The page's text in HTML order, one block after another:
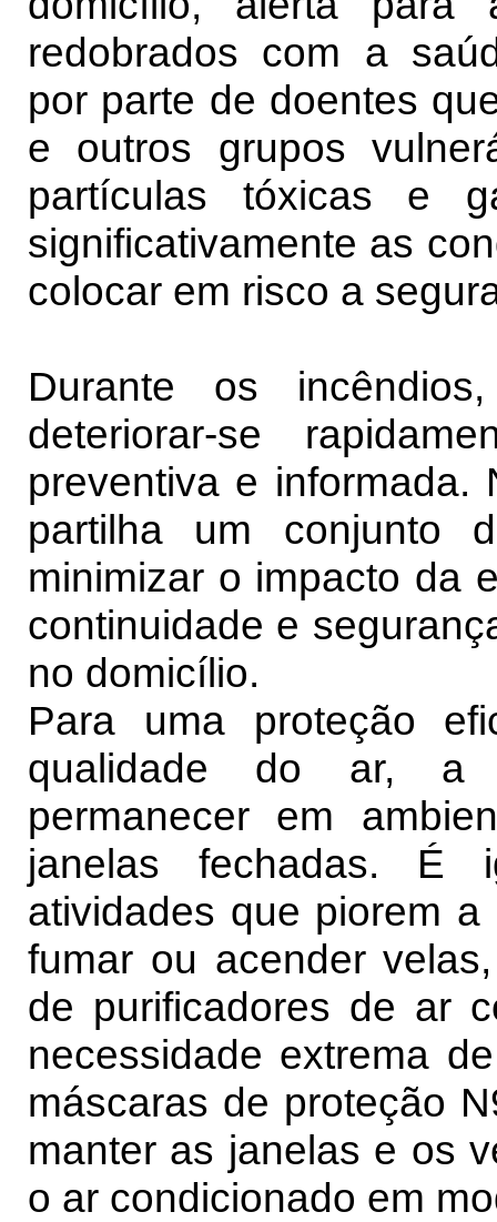
redobrados com a
por parte de doentes
e outros grupos
partículas tóxicas e
significativamente as
colocar em risco a
Durante os
deteriorar-se
preventiva e informada.
partilha um conjunto
minimizar o impacto da
continuidade e
no domicílio.
Para uma proteção
qualidade do ar, a
permanecer em
janelas fechadas. É
atividades que piorem
fumar ou acender
de purificadores de ar
necessidade extrema
máscaras de proteção
manter as janelas e os
o ar condicionado em